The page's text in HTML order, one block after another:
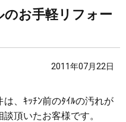
お手軽リフォー
2011年07月22日
、ｷｯﾁﾝ前のﾀｲﾙの汚れが
頂いたお客様です。